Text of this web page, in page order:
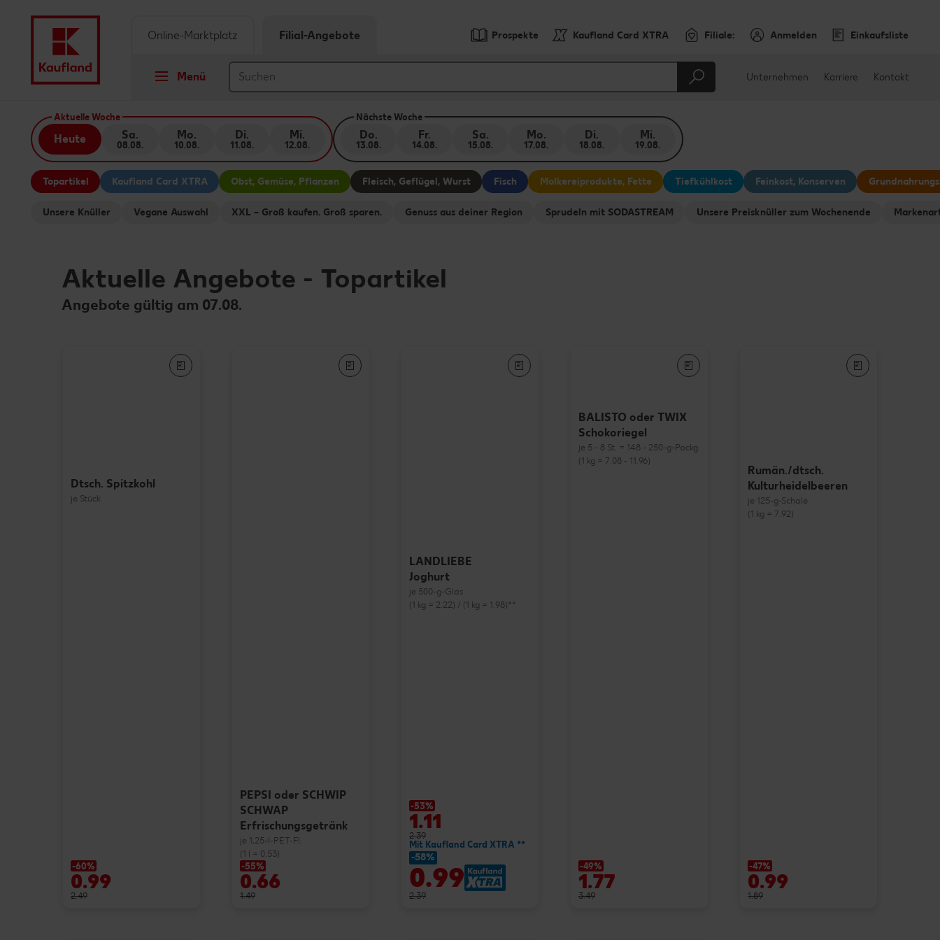
Springe zu
Hauptinhalt
Footer
Prospekte Kaufland Card XTRA Filiale: Anmelden Einkaufsliste
Menü
Online-Marktplatz Filial-Angebote
Unternehmen Karriere Kontakt
Aktuelle Woche
Heute Sa.
08.08.
Mo.
10.08.
Di.
11.08.
Mi.
12.08.
Nächste Woche
Do.
13.08.
Fr.
14.08.
Sa.
15.08.
Mo.
17.08.
Di.
18.08.
Mi.
19.08.
Topartikel Kaufland Card XTRA Obst, Gemüse, Pflanzen Fleisch, Geflügel, Wurst Fisch Molkereiprodukte, Fette Tiefkühlkost Feinkost, Konserven
Unsere Knüller Vegane Auswahl XXL – Groß kaufen. Groß sparen. Genuss aus deiner Region Sprudeln mit SODASTREAM Unsere Preisknüller zum Wochenende
Aktuelle Angebote - Topartikel
Angebote gültig am 07.08.
Dtsch. Spitzkohl
je Stück
-60%
0.99
2.49
PEPSI oder SCHWIP
SCHWAP
Erfrischungsgetränk
je 1,25-l-PET-Fl.
(1 l = 0.53)
-55%
0.66
1.49
LANDLIEBE
Joghurt
je 500-g-Glas
(1 kg = 2.22) / (1 kg = 1.98)**
-53%
1.11
2.39
Mit Kaufland Card XTRA **
-58%
0.99
2.39
BALISTO oder TWIX
Schokoriegel
je 5 - 8 St. = 148 - 250-g-Packg.
(1 kg = 7.08 - 11.96)
-49%
1.77
3.49
Rumän./dtsch.
Kulturheidelbeeren
je 125-g-Schale
(1 kg = 7.92)
-47%
0.99
1.89